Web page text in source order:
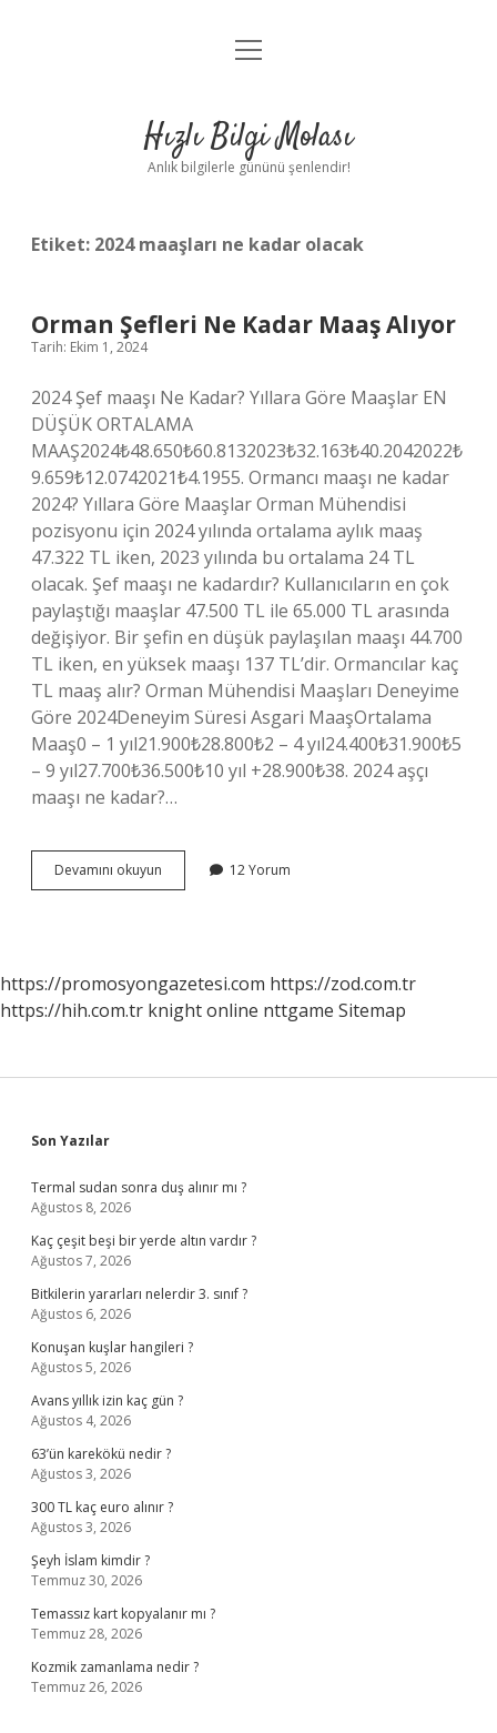
Anasayfa
Yasal Uyarı
menüyü
Hızlı Bilgi Molası
Anlık bilgilerle gününü şenlendir!
Etiket: 2024 maaşları ne kadar olacak
Orman Şefleri Ne Kadar Maaş Alıyor
Tarih: Ekim 1, 2024
2024 Şef maaşı Ne Kadar? Yıllara Göre Maaşlar EN
DÜŞÜK ORTALAMA
MAAŞ2024₺48.650₺60.8132023₺32.163₺40.2042022₺
9.659₺12.0742021₺4.1955. Ormancı maaşı ne kadar
2024? Yıllara Göre Maaşlar Orman Mühendisi
pozisyonu için 2024 yılında ortalama aylık maaş
47.322 TL iken, 2023 yılında bu ortalama 24 TL
olacak. Şef maaşı ne kadardır? Kullanıcıların en çok
paylaştığı maaşlar 47.500 TL ile 65.000 TL arasında
değişiyor. Bir şefin en düşük paylaşılan maaşı 44.700
TL iken, en yüksek maaşı 137 TL’dir. Ormancılar kaç
TL maaş alır? Orman Mühendisi Maaşları Deneyime
Göre 2024Deneyim Süresi Asgari MaaşOrtalama
Maaş0 – 1 yıl21.900₺28.800₺2 – 4 yıl24.400₺31.900₺5
– 9 yıl27.700₺36.500₺10 yıl +28.900₺38. 2024 aşçı
maaşı ne kadar?…
Devamını okuyun
Şefleri
12 Yorum
https://promosyongazetesi.com https://zod.com.tr
https://hih.com.tr knight online nttgame Sitemap
Sidebar
Son Yazılar
Termal sudan sonra duş alınır mı ?
Ağustos 8, 2026
Kaç çeşit beşi bir yerde altın vardır ?
Ağustos 7, 2026
Bitkilerin yararları nelerdir 3. sınıf ?
Ağustos 6, 2026
Konuşan kuşlar hangileri ?
Ağustos 5, 2026
Avans yıllık izin kaç gün ?
Ağustos 4, 2026
63’ün karekökü nedir ?
Ağustos 3, 2026
300 TL kaç euro alınır ?
Ağustos 3, 2026
Şeyh İslam kimdir ?
Temmuz 30, 2026
Temassız kart kopyalanır mı ?
Temmuz 28, 2026
Kozmik zamanlama nedir ?
Temmuz 26, 2026